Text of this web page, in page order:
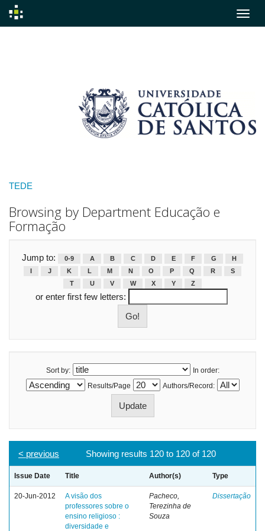
TEDE
Browsing by Department Educação e
Formação
Jump to: 0-9 A B C D E F G
H
I
J K L M N O P Q R
S
T
U V W X Y Z
or enter first few letters:
Sort by:
In order:
Results/Page
Authors/Record:
Showing results 120 to 120 of 120
< previous
Issue Date Title Author(s) Type
20-Jun-2012
A visão dos
professores sobre o
ensino religioso :
diversidade e
Pacheco,
Terezinha de
Souza
Dissertação